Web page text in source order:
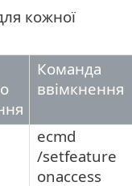
кожної
Команда
ввімкнення
ecmd
/setfeature
onaccess